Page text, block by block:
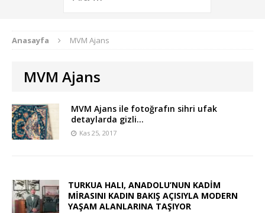
Anasayfa MVM Ajans
MVM Ajans
MVM Ajans ile fotoğrafın sihri ufak
detaylarda gizli…
Kas 25, 2017
TURKUA HALI, ANADOLU’NUN KADİM
MİRASINI KADIN BAKIŞ AÇISIYLA MODERN
YAŞAM ALANLARINA TAŞIYOR